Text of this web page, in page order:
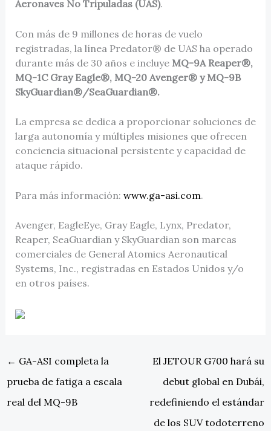
Aeronaves No Tripuladas (UAS).
Con más de 9 millones de horas de vuelo
registradas, la línea Predator® de UAS ha operado
durante más de 30 años e incluye MQ-9A Reaper®,
MQ-1C Gray Eagle®, MQ-20 Avenger® y MQ-9B
SkyGuardian®/SeaGuardian®.
La empresa se dedica a proporcionar soluciones de
larga autonomía y múltiples misiones que ofrecen
conciencia situacional persistente y capacidad de
ataque rápido.
Para más información: www.ga-asi.com.
Avenger, EagleEye, Gray Eagle, Lynx, Predator,
Reaper, SeaGuardian y SkyGuardian son marcas
comerciales de General Atomics Aeronautical
Systems, Inc., registradas en Estados Unidos y/o
en otros países.
← GA-ASI completa la
prueba de fatiga a escala
real del MQ-9B
El JETOUR G700 hará su
debut global en Dubái,
redefiniendo el estándar
de los SUV todoterreno